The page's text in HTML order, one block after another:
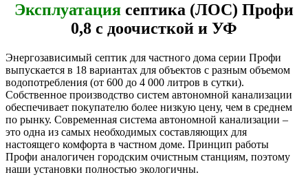
Эксплуатация септика (ЛОС) Профи
0,8 с доочисткой и УФ
Энергозависимый септик для частного дома серии Профи
выпускается в 18 вариантах для объектов с разным объемом
водопотребления (от 600 до 4 000 литров в сутки).
Собственное производство систем автономной канализации
обеспечивает покупателю более низкую цену, чем в среднем
по рынку. Современная система автономной канализации –
это одна из самых необходимых составляющих для
настоящего комфорта в частном доме. Принцип работы
Профи аналогичен городским очистным станциям, поэтому
наши установки полностью экологичны.